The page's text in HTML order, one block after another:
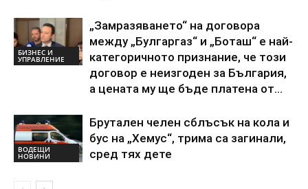
БИЗНЕС И
УПРАВЛЕНИЕ
„Замразяването“ на договора
между „Булгаргаз“ и „Боташ“ е най-
категоричното признание, че този
договор е неизгоден за България,
а цената му ще бъде платена от...
ВОДЕЩИ
НОВИНИ
Брутален челен сблъсък на кола и
бус на „Хемус“, трима са загинали,
сред тях дете